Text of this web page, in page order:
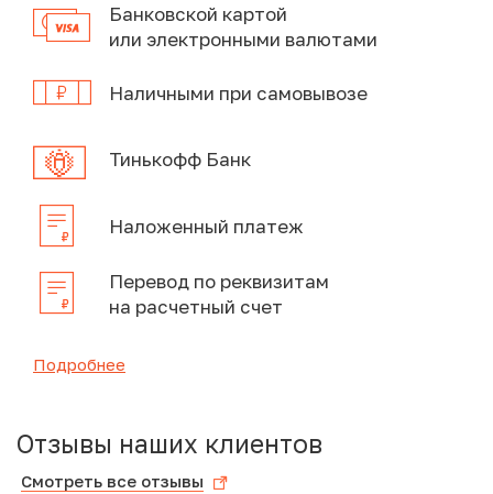
Банковской картой
или электронными валютами
Наличными при самовывозе
Тинькофф Банк
Наложенный платеж
Перевод по реквизитам
на расчетный счет
Подробнее
Отзывы наших клиентов
Смотреть все отзывы